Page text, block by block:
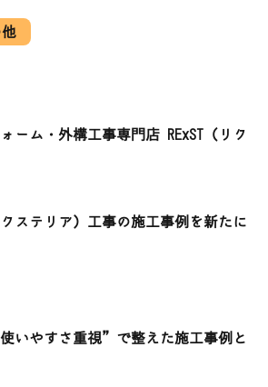
他
ーム・外構工事専門店 RExST（リク
ステリア）工事の施工事例を新たに
いやすさ重視”で整えた施工事例と